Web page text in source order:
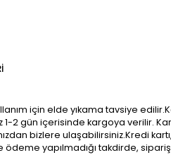
için elde yıkama tavsiye
2 gün içerisinde kargoya verilir.
bizlere ulaşabilirsiniz.Kredi
yapılmadığı takdirde,